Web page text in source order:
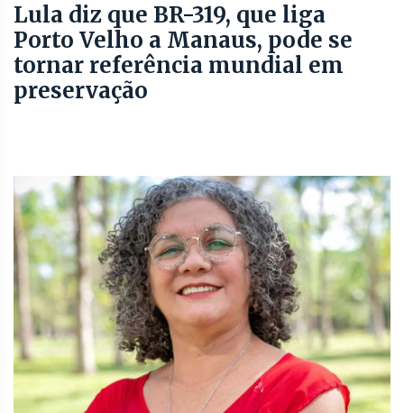
Lula diz que BR-319, que liga
Porto Velho a Manaus, pode se
tornar referência mundial em
preservação